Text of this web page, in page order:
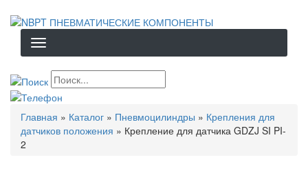
основному
содержанию
Строка
навигации
Главная Каталог Пневмоцилиндры
Крепления для
датчиков положения
Крепление для датчика GDZJ SI PI-
2